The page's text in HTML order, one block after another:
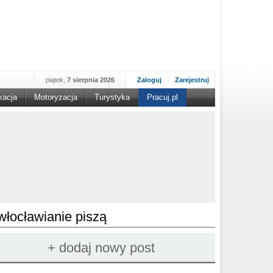
Zaloguj Zarejestruj
piątek, 7 sierpnia 2026
Motoryzacja Turystyka Pracuj.pl
piszą